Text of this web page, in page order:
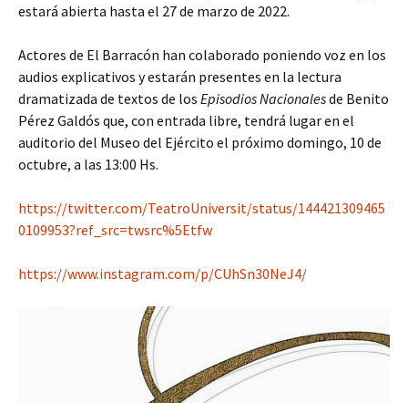
estará abierta hasta el 27 de marzo de 2022.
Actores de El Barracón han colaborado poniendo voz en los
audios explicativos y estarán presentes en la lectura
dramatizada de textos de los Episodios Nacionalesde Benito
Pérez Galdós que, con entrada libre, tendrá lugar en el
auditorio del Museo del Ejército el próximo domingo, 10 de
octubre, a las 13:00 Hs.
https://twitter.com/TeatroUniversit/status/144421309465
0109953?ref_src=twsrc%5Etfw
https://www.instagram.com/p/CUhSn30NeJ4/